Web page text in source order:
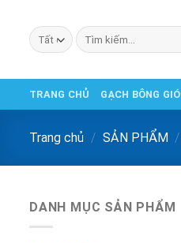
Tìm
kiếm:
TRANG CHỦ GẠCH BÔNG GIÓ
Trang chủ / SẢN PHẨM /
DANH MỤC SẢN PHẨM